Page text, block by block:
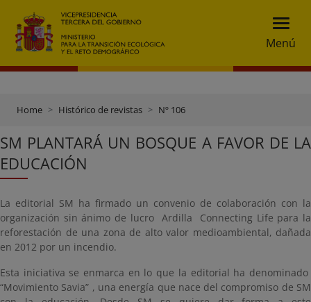
Menú
Home Histórico de revistas Nº 106
SM PLANTARÁ UN BOSQUE A FAVOR DE LA
EDUCACIÓN
La editorial SM ha firmado un convenio de colaboración con la
organización sin ánimo de lucro Ardilla Connecting Life para la
reforestación de una zona de alto valor medioambiental, dañada
en 2012 por un incendio.
Esta iniciativa se enmarca en lo que la editorial ha denominado
“Movimiento Savia” , una energía que nace del compromiso de SM